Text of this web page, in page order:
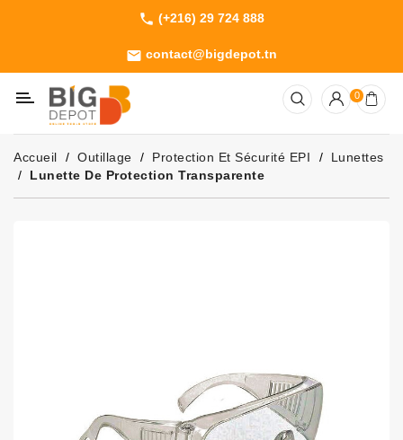
phone (+216) 29 724 888
email contact@bigdepot.tn
Machines
Outillage
Jardinage
Consommables
0
Accueil Outillage Protection Et Sécurité EPI
Lunettes
Lunette De Protection Transparente